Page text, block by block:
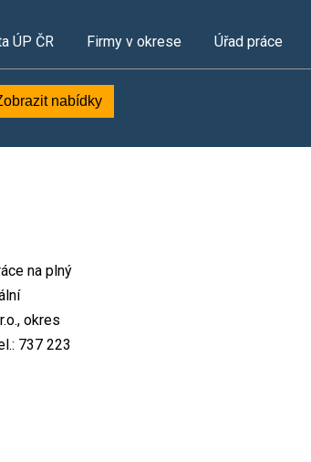
ÚP ČR Firmy v okrese Úřad práce
nabídky
na plný
okres
737 223